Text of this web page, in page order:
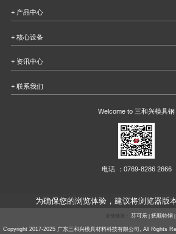
+ 产品中心
+ 核心设备
+ 资讯中心
+ 联系我们
Welcome to 三和兴模具钢
电话 ：0769-8286 2666
为确保您的浏览体验，建议将浏览器版
友情链接：芬可乐 | 抚顺特钢 |
Copyright 2017-2025 广东三和兴模具材料科技有限公司, All Rights